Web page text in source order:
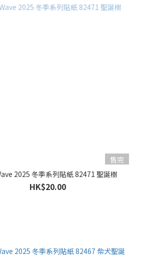
售完
2025 冬季系列貼紙 82471 聖誕樹
HK$20.00